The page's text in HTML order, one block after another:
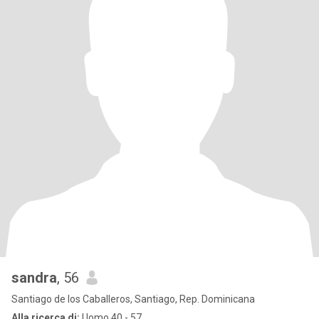
sandra, 56
Santiago de los Caballeros, Santiago, Rep. Dominicana